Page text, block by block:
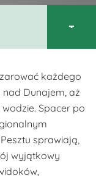
każdego
Dunajem, aż
Spacer po
sprawiają,
wyjątkowy